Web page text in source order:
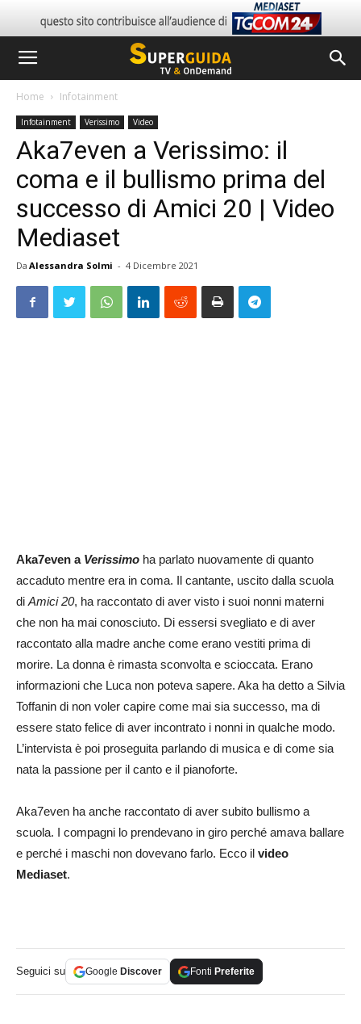
Home Infotainment
Infotainment Verissimo Video
Aka7even a Verissimo: il
coma e il bullismo prima del
successo di Amici 20 | Video
Mediaset
Da Alessandra Solmi - 4 Dicembre 2021
Aka7even a Verissimo ha parlato nuovamente di quanto
accaduto mentre era in coma. Il cantante, uscito dalla scuola
diAmici 20, ha raccontato di aver visto i suoi nonni materni
che non ha mai conosciuto. Di essersi svegliato e di aver
raccontato alla madre anche come erano vestiti prima di
morire. La donna è rimasta sconvolta e scioccata. Erano
informazioni che Luca non poteva sapere. Aka ha detto a Silvia
Toffanin di non voler capire come mai sia successo, ma di
essere stato felice di aver incontrato i nonni in qualche modo.
L’intervista è poi proseguita parlando di musica e di come sia
nata la passione per il canto e il pianoforte.
Aka7even ha anche raccontato di aver subito bullismo a
scuola. I compagni lo prendevano in giro perché amava ballare
e perché i maschi non dovevano farlo. Ecco il video
Mediaset.
Seguici su Google Discover Fonti Preferite